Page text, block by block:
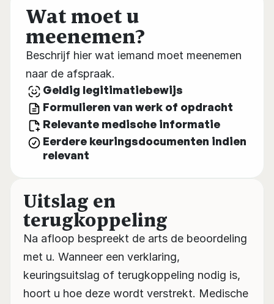
Wat moet u
meenemen?
Beschrijf hier wat iemand moet meenemen
naar de afspraak.
Geldig legitimatiebewijs
Formulieren van werk of opdracht
Relevante medische informatie
Eerdere keuringsdocumenten indien
relevant
Uitslag en
terugkoppeling
Na afloop bespreekt de arts de beoordeling
met u. Wanneer een verklaring,
keuringsuitslag of terugkoppeling nodig is,
hoort u hoe deze wordt verstrekt. Medische